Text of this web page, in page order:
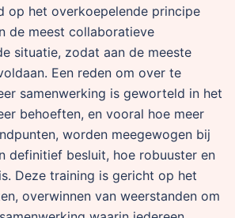
op het overkoepelende principe
de meest collaboratieve
situatie, zodat aan de meeste
Een reden om over te
samenwerking is geworteld in het
behoeften, en vooral hoe meer
worden meegewogen bij
definitief besluit, hoe robuuster en
Deze training is gericht op het
overwinnen van weerstanden om